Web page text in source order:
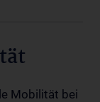
Mobilität bei